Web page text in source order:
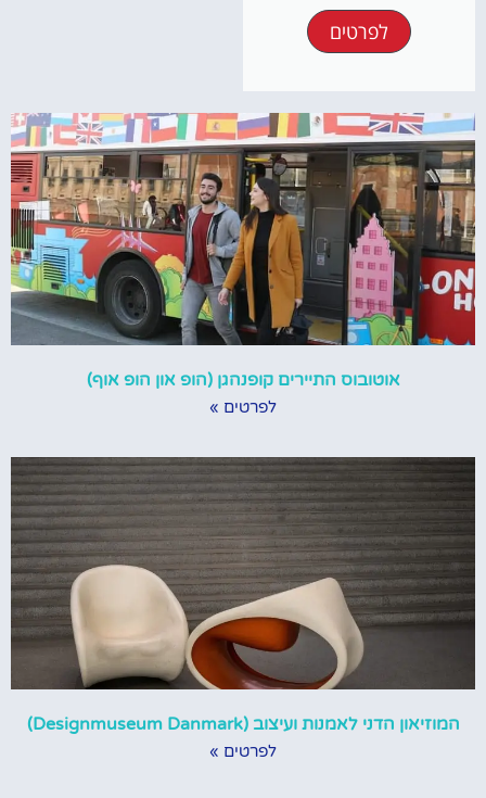
לפרטים
אוטובוס התיירים קופנהגן (הופ און הופ אוף)
לפרטים »
המוזיאון הדני לאמנות ועיצוב (Designmuseum Danmark)
לפרטים »